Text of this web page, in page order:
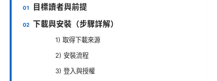
目標讀者與前提
下載與安裝（步驟詳解）
1) 取得下載來源
2) 安裝流程
3) 登入與授權